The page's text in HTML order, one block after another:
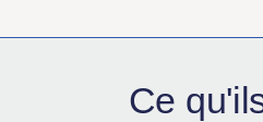
Ce